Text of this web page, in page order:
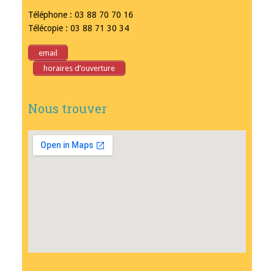
Téléphone : 03 88 70 70 16
Télécopie : 03 88 71 30 34
email
horaires d’ouverture
Nous trouver